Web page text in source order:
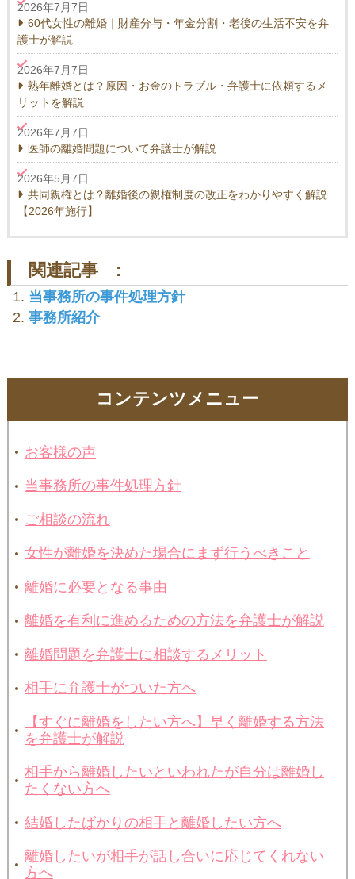
コンテンツメニュー
お客様の声
当事務所の事件処理方針
ご相談の流れ
女性が離婚を決めた場合にまず行うべきこと
離婚に必要となる事由
離婚を有利に進めるための方法を弁護士が解説
離婚問題を弁護士に相談するメリット
相手に弁護士がついた方へ
【すぐに離婚をしたい方へ】早く離婚する方法
を弁護士が解説
相手から離婚したいといわれたが自分は離婚し
たくない方へ
結婚したばかりの相手と離婚したい方へ
離婚したいが相手が話し合いに応じてくれない
方へ
2026年7月7日
60代女性の離婚｜財産分与・年金分割・老後の生活不安を弁
護士が解説
2026年7月7日
熟年離婚とは？原因・お金のトラブル・弁護士に依頼するメ
リットを解説
2026年7月7日
医師の離婚問題について弁護士が解説
2026年5月7日
共同親権とは？離婚後の親権制度の改正をわかりやすく解説
【2026年施行】
関連記事 :
当事務所の事件処理方針
事務所紹介